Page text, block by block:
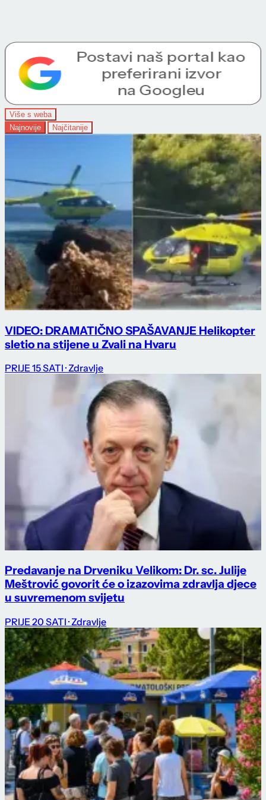
Više s weba
Najnovije
Najčitanije
VIDEO: DRAMATIČNO SPAŠAVANJE Helikopter
sletio na stijene u Zvali na Hvaru
PRIJE 15 SATI · Zdravlje
Predavanje na Drveniku Velikom: Dr. sc. Julije
Meštrović govorit će o izazovima zdravlja djece
u suvremenom svijetu
PRIJE 20 SATI · Zdravlje